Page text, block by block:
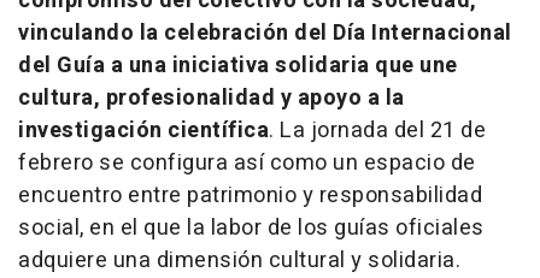
vinculando la celebración del Día Internacional
del Guía a una iniciativa solidaria que une
cultura, profesionalidad y apoyo a la
investigación científica. La jornada del 21 de
febrero se configura así como un espacio de
encuentro entre patrimonio y responsabilidad
social, en el que la labor de los guías oficiales
adquiere una dimensión cultural y solidaria.